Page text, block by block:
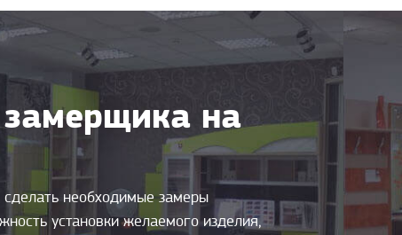
на
необходимые замеры
установки желаемого изделия,